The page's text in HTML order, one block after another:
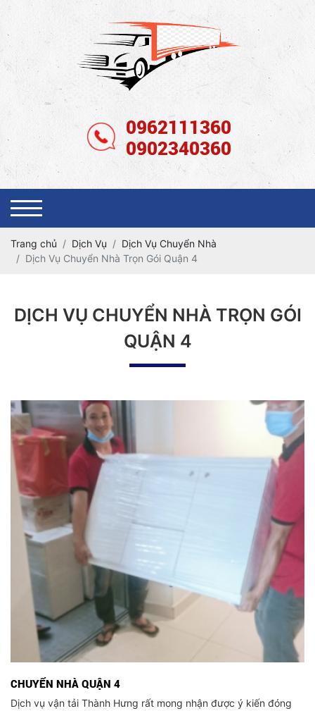
0962111360
0902340360
Trang chủ Dịch Vụ
Dịch Vụ Chuyển Nhà
Dịch Vụ Chuyển Nhà Trọn Gói Quận 4
DỊCH VỤ CHUYỂN NHÀ TRỌN GÓI
QUẬN 4
CHUYỂN NHÀ QUẬN 4
Dịch vụ vận tải Thành Hưng rất mong nhận được ý kiến đóng